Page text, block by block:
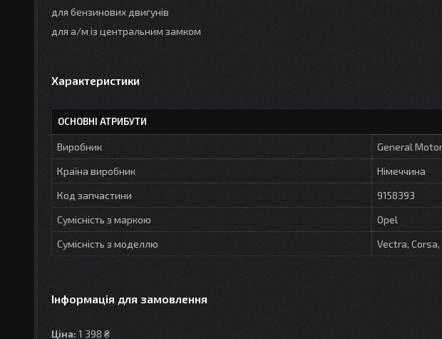
для бензинових двигунів
для а/м із центральним замком
Характеристики
ОСНОВНІ АТРИБУТИ
Виробник
General
Країна виробник
Німеччина
Код запчастини
9158393
Сумісність з маркою
Opel
Сумісність з моделлю
Vectra, Corsa,
Інформація для замовлення
Ціна: 1 398 ₴